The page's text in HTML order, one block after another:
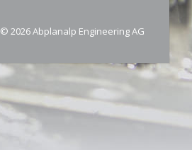
© 2026 Abplanalp Engineering AG